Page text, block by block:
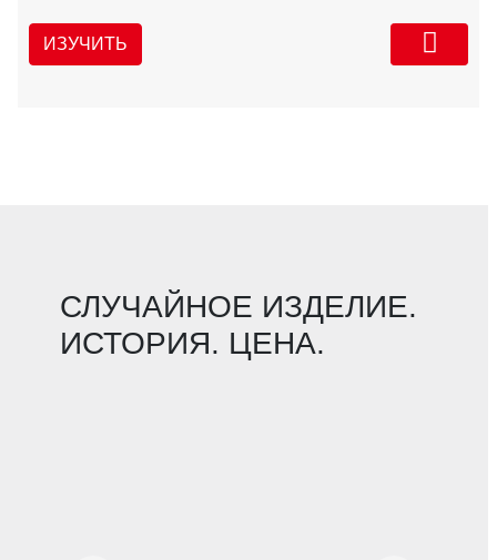
ИЗУЧИТЬ
СЛУЧАЙНОЕ ИЗДЕЛИЕ.
ИСТОРИЯ. ЦЕНА.